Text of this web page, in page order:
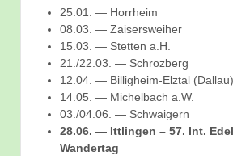
25.01. — Horrheim
08.03. — Zaisersweiher
15.03. — Stetten a.H.
21./22.03. — Schrozberg
12.04. — Billigheim-Elztal (Dallau)
14.05. — Michelbach a.W.
03./04.06. — Schwaigern
28.06. — Ittlingen – 57. Int.
Wandertag